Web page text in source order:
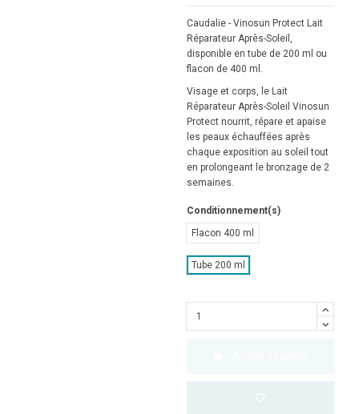
Caudalie - Vinosun Protect Lait
Réparateur Après-Soleil,
disponible en tube de 200 ml ou
flacon de 400 ml.
Visage et corps, le Lait
Réparateur Après-Soleil Vinosun
Protect nourrit, répare et apaise
les peaux échauffées après
chaque exposition au soleil tout
en prolongeant le bronzage de 2
semaines.
Conditionnement(s)
Flacon 400 ml
Tube 200 ml